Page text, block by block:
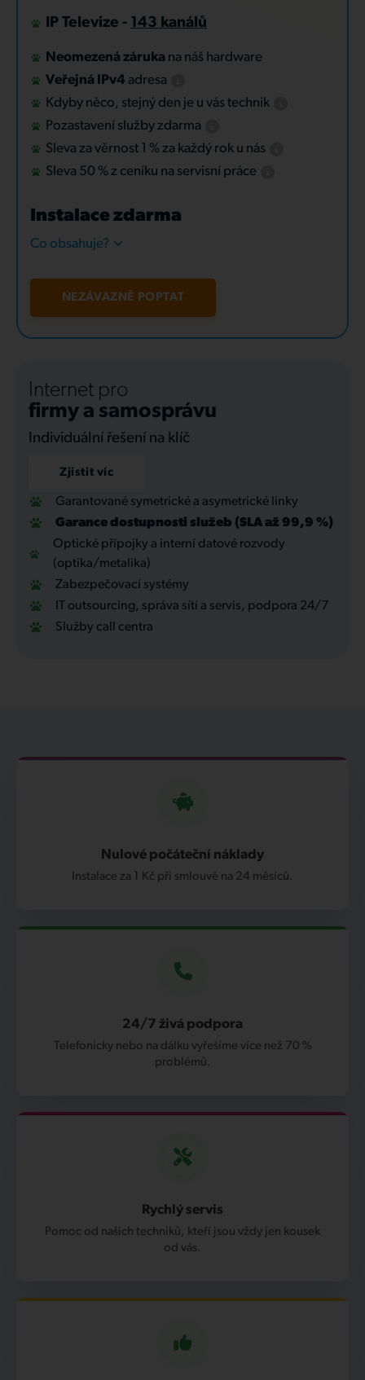
IP Televize - 143 kanálů
Neomezená záruka na náš hardware
Veřejná IPv4 adresa
Kdyby něco, stejný den je u vás technik
Pozastavení služby zdarma
Sleva za věrnost 1 % za každý rok u nás
Sleva 50 % z ceníku na servisní práce
Instalace zdarma
Co obsahuje?
NEZÁVAZNĚ POPTAT
Internet pro
firmy a samosprávu
Individuální řešení na klíč
Zjistit víc
Garantované symetrické a asymetrické linky
Garance dostupnosti služeb (SLA až 99,9 %)
Optické přípojky a interní datové rozvody
(optika/metalika)
Zabezpečovací systémy
IT outsourcing, správa sítí a servis, podpora 24/7
Služby call centra
Nulové počáteční náklady
Instalace za 1 Kč při smlouvě na 24 měsíců.
24/7 živá podpora
Telefonicky nebo na dálku vyřešíme více než 70 %
problémů.
Rychlý servis
Pomoc od našich techniků, kteří jsou vždy jen kousek
od vás.